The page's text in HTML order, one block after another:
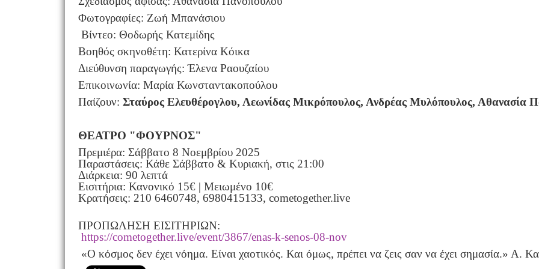
Φωτογραφίες: Ζωή Μπανάσιου
Βίντεο: Θοδωρής Κατεμίδης
Βοηθός σκηνοθέτη: Κατερίνα Κόικα
Διεύθυνση παραγωγής: Έλενα Ραουζαίου
Επικοινωνία: Μαρία
Παίζουν: Σταύρος Ελευθέρογλου, Λεωνίδας Μικρόπουλος, Ανδρέας Μυλόπουλος, Αθανασία
ΘΕΑΤΡΟ "ΦΟΥΡΝΟΣ"
Πρεμιέρα: Σάββατο 8 Νοεμβρίου 2025
Παραστάσεις: Κάθε Σάββατο & Κυριακή, στις 21:00
Διάρκεια: 90 λεπτά
Εισιτήρια: Κανονικό 15€ | Μειωμένο 10€
Κρατήσεις: 210 6460748, 6980415133, cometogether.live
ΠΡΟΠΩΛΗΣΗ ΕΙΣΙΤΗΡΙΩΝ:
https://cometogether.live/event/3867/enas-k-senos-08-nov
«Ο κόσμος δεν έχει νόημα. Είναι χαοτικός. Και όμως, πρέπει να ζεις σαν να έχει σημασία.» Α.